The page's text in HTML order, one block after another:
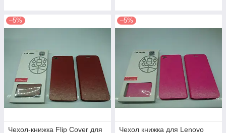
–5%
Чехол-книжка Flip Cover для
–5%
Чехол книжка для Lenovo